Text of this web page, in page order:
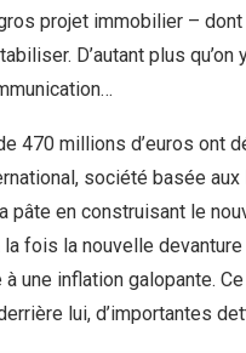
projet immobilier –
D’autant plus
470 millions d’euros ont
société basée
pâte en construisant le
fois la nouvelle
une inflation galopante.
lui, d’importantes